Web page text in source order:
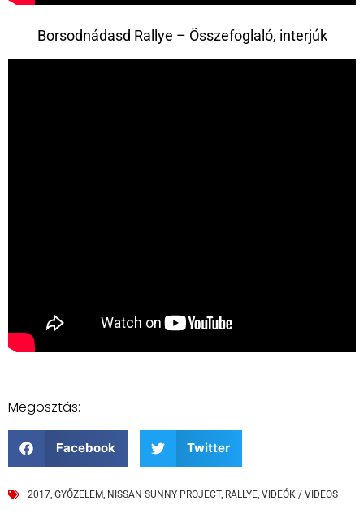
Borsodnádasd Rallye – Összefoglaló, interjúk
Megosztás:
Facebook Twitter
2017 GYŐZELEM NISSAN SUNNY PROJECT, RALLYE VIDEÓK / VIDEOS